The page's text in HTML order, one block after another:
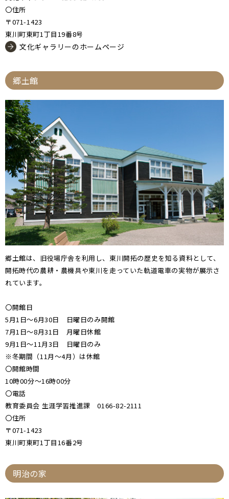
〇住所
〒071-1423
東川町東町1丁目19番8号
文化ギャラリーのホームページ
郷土館
郷土館は、旧役場庁舎を利用し、東川開拓の歴史を知る資料として、
開拓時代の農耕・農機具や東川を走っていた軌道電車の実物が展示さ
れています。
〇開館日
5月1日～6月30日 日曜日のみ開館
7月1日～8月31日 月曜日休館
9月1日～11月3日 日曜日のみ
※冬期間（11月～4月）は休館
〇開館時間
10時00分～16時00分
〇電話
教育委員会 生涯学習推進課 0166-82-2111
〇住所
〒071-1423
東川町東町1丁目16番2号
明治の家